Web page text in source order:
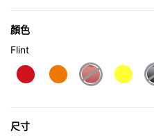
顏色
Flint
尺寸